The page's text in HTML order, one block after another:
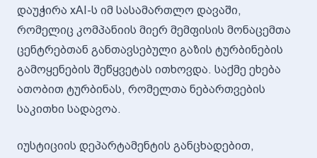
დაუჭირა xAI-ს იმ სასამართლო დავაში,
რომელიც კომპანიის მიერ მემფისის მონაცემთა
ცენტრებთან განთავსებული გაზის ტურბინების
გამოყენების შეწყვეტას ითხოვდა. საქმე ეხება
ათობით ტურბინას, რომელთა ნებართვების
საკითხი სადავოა.
იუსტიციის დეპარტამენტის განცხადებით,